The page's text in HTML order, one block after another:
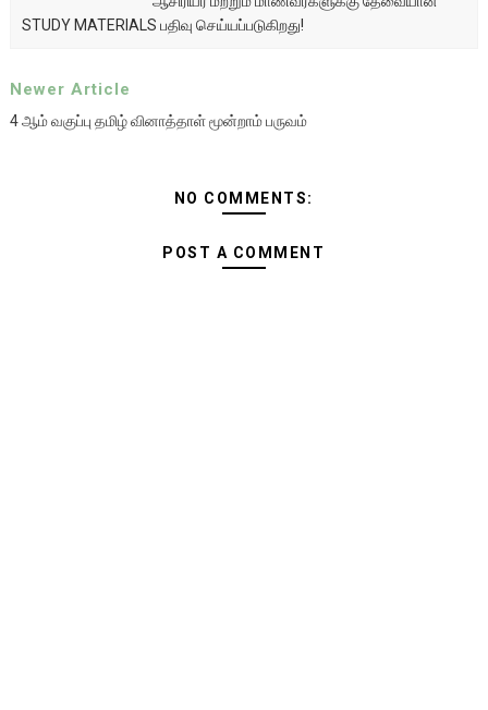
STUDY MATERIALS பதிவு செய்யப்படுகிறது!
Newer Article
4 ஆம் வகுப்பு தமிழ் வினாத்தாள் மூன்றாம் பருவம்
NO COMMENTS:
POST A COMMENT